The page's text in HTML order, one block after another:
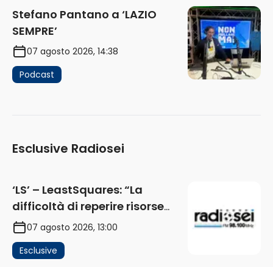
Stefano Pantano a ‘LAZIO
SEMPRE’
07 agosto 2026, 14:38
Podcast
Esclusive Radiosei
‘LS’ – LeastSquares: “La
difficoltà di reperire risorse
impatta sul mercato. Senza
investimenti non arrivano i
ricavi” (AUDIO)
07 agosto 2026, 13:00
Esclusive